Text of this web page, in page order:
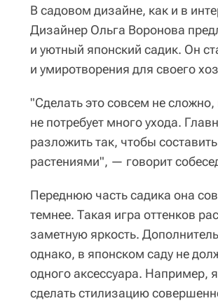
В садовом дизайне, как и в
Дизайнер Ольга Воронова
и уютный японский садик. Он
и умиротворения для своего
"Сделать это совсем не
не потребует много ухода.
разложить так, чтобы
растениями", — говорит
Переднюю часть садика она
темнее. Такая игра оттенков
заметную яркость.
однако, в японском саду не
одного аксессуара. Например,
сделать стилизацию